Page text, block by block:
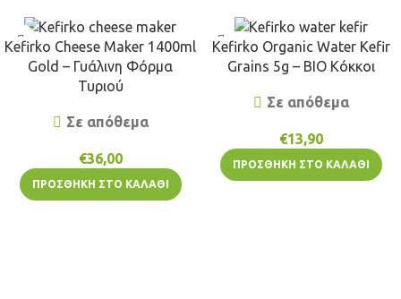
Kefirko Cheese Maker 1400ml
Gold – Γυάλινη Φόρμα
Τυριού
Σε απόθεμα
€36,00
ΠΡΟΣΘΉΚΗ ΣΤΟ ΚΑΛΆΘΙ
Kefirko Organic Water Kefir
Grains 5g – BIO Κόκκοι
Σε απόθεμα
€13,90
ΠΡΟΣΘΉΚΗ ΣΤΟ ΚΑΛΆΘΙ